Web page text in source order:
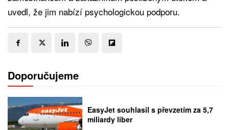
uvedl, že jim nabízí psychologickou podporu.
Doporučujeme
EasyJet souhlasil s převzetím za 5,7
miliardy liber